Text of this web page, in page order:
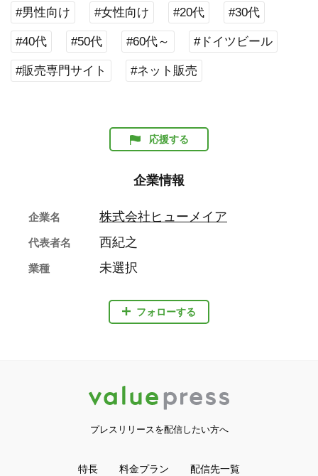
#男性向け #女性向け #20代 #30代
#40代 #50代 #60代～ #ドイツビール
#販売専門サイト #ネット販売
応援する
企業情報
フォローする
企業名 株式会社ヒューメイア
代表者名 西紀之
業種 未選択
プレスリリースを配信したい方へ
特長 料金プラン 配信先一覧